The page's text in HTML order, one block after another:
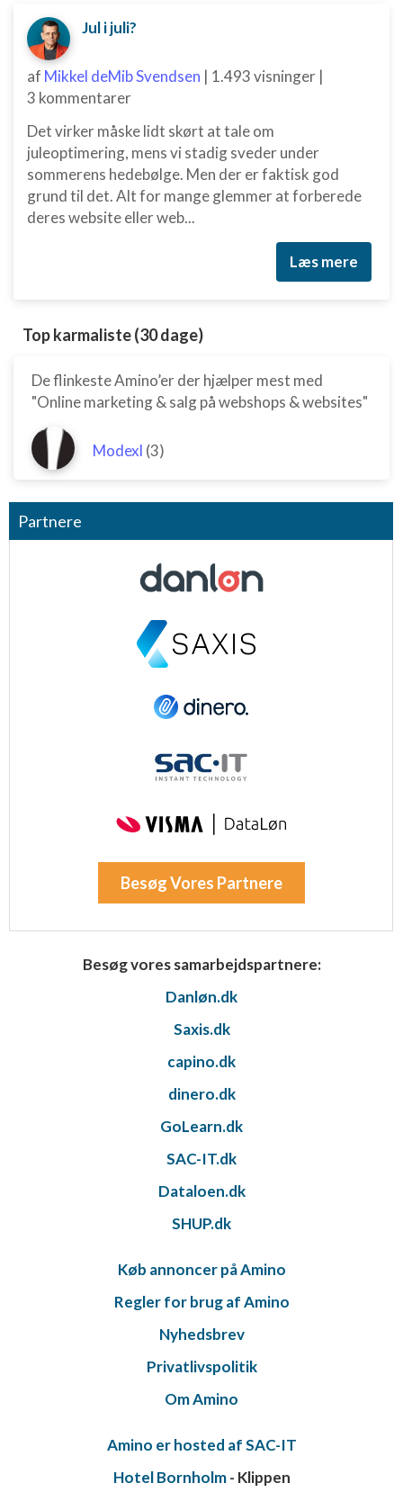
Jul i juli?
af Mikkel deMib Svendsen | 1.493 visninger |
3 kommentarer
Det virker måske lidt skørt at tale om
juleoptimering, mens vi stadig sveder under
sommerens hedebølge. Men der er faktisk god
grund til det. Alt for mange glemmer at forberede
deres website eller web...
Læs mere
Top karmaliste (30 dage)
De flinkeste Amino’er der hjælper mest med
"Online marketing & salg på webshops & websites"
Modexl (3)
Partnere
Besøg Vores Partnere
Besøg vores samarbejdspartnere:
Danløn.dk
Saxis.dk
capino.dk
dinero.dk
GoLearn.dk
SAC-IT.dk
Dataloen.dk
SHUP.dk
Køb annoncer på Amino
Regler for brug af Amino
Nyhedsbrev
Privatlivspolitik
Om Amino
Amino er hosted af SAC-IT
Hotel Bornholm- Klippen